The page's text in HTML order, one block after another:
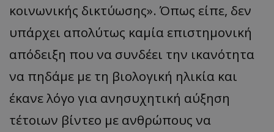
κοινωνικής δικτύωσης». Όπως είπε, δεν
υπάρχει απολύτως καμία επιστημονική
απόδειξη που να συνδέει την ικανότητα
να πηδάμε με τη βιολογική ηλικία και
έκανε λόγο για ανησυχητική αύξηση
τέτοιων βίντεο με ανθρώπους να